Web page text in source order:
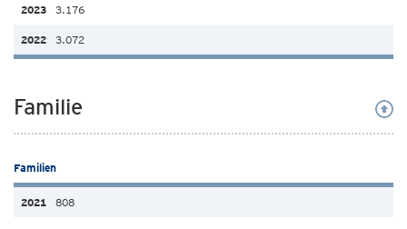
3.176
3.072
Familie
Familien
808